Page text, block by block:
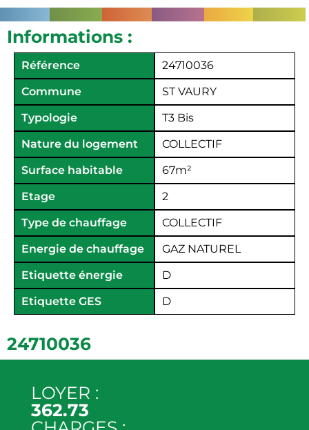
Informations :
Référence
24710036
Commune
ST VAURY
Typologie
T3 Bis
Nature du logement
COLLECTIF
Surface habitable
67m²
Etage
2
Type de chauffage
COLLECTIF
Energie de chauffage
GAZ NATUREL
Etiquette énergie
D
Etiquette GES
D
24710036
LOYER :
362.73